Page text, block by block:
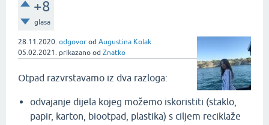
+8
glasa
28.11.2020. odgovor od Augustina Kolak
05.02.2021. prikazano od Znatko
Otpad razvrstavamo iz dva razloga:
odvajanje dijela kojeg možemo iskoristiti (staklo,
papir, karton, biootpad, plastika) s ciljem reciklaže